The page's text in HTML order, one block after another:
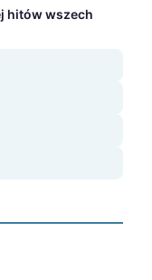
hitów wszech